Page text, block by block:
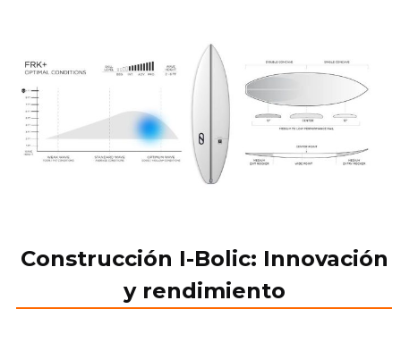
Construcción I-Bolic: Innovación
y rendimiento